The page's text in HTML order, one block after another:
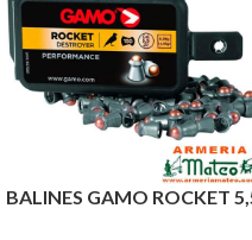
BALINES GAMO ROCKET